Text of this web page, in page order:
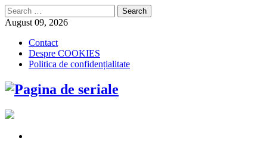
Search
for:
August 09, 2026
Contact
Despre COOKIES
Politica de confidențialitate